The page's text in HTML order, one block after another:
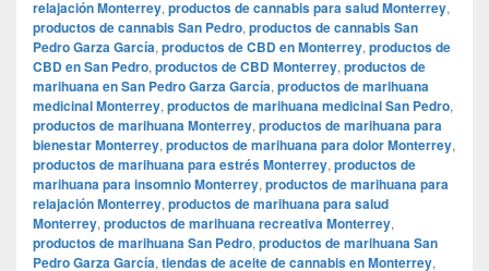
relajación Monterrey, productos de cannabis para salud Monterrey,
productos de cannabis San Pedro, productos de cannabis San
Pedro Garza García, productos de CBD en Monterrey, productos de
CBD en San Pedro, productos de CBD Monterrey, productos de
marihuana en San Pedro Garza García, productos de marihuana
medicinal Monterrey, productos de marihuana medicinal San Pedro,
productos de marihuana Monterrey, productos de marihuana para
bienestar Monterrey, productos de marihuana para dolor Monterrey,
productos de marihuana para estrés Monterrey, productos de
marihuana para insomnio Monterrey, productos de marihuana para
relajación Monterrey, productos de marihuana para salud
Monterrey, productos de marihuana recreativa Monterrey,
productos de marihuana San Pedro, productos de marihuana San
Pedro Garza García, tiendas de aceite de cannabis en Monterrey,